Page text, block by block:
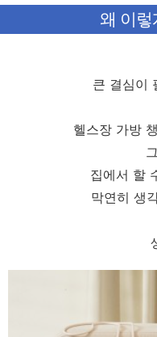
왜 이
큰 결심이
헬스장 가방
집에서 할
막연히 생